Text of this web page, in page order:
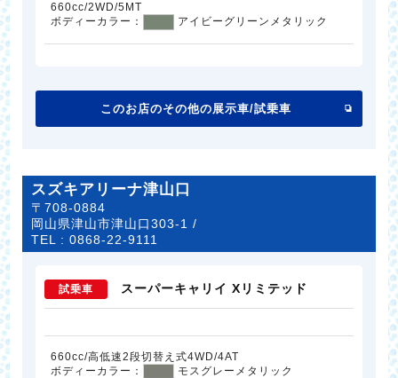
660cc/2WD/5MT
ボディーカラー：
アイビーグリーンメタリック
このお店のその他の展示車/試乗車
スズキアリーナ津山口
〒708-0884
岡山県津山市津山口303-1 /
TEL :0868-22-9111
試乗車 スーパーキャリイ Xリミテッド
660cc/高低速2段切替え式4WD/4AT
ボディーカラー：
モスグレーメタリック